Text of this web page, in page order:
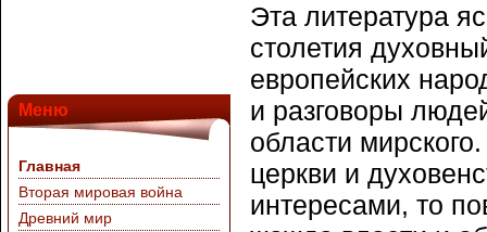
Меню
Главная
Вторая мировая война
Древний мир
Эта литература
столетия
европейских
и разговоры
области
церкви и
интересами, то